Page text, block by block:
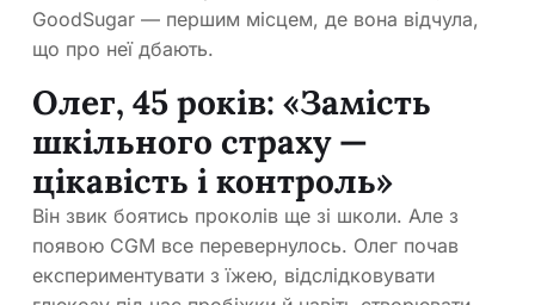
GoodSugar — першим місцем, де вона відчула,
що про неї дбають.
Олег, 45 років: «Замість
шкільного страху —
цікавість і контроль»
Він звик боятись проколів ще зі школи. Але з
появою CGM все перевернулось. Олег почав
експериментувати з їжею, відслідковувати